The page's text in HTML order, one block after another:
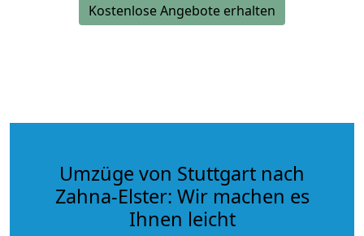
Kostenlose Angebote erhalten
Umzüge von Stuttgart nach
Zahna-Elster: Wir machen es
Ihnen leicht